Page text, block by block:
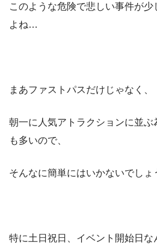
このような危険で悲しい事件が
よね…
まあファストパスだけじゃなく、
朝一に人気アトラクションに並
も多いので、
そんなに簡単にはいかないでし
特に土日祝日、イベント開始日な